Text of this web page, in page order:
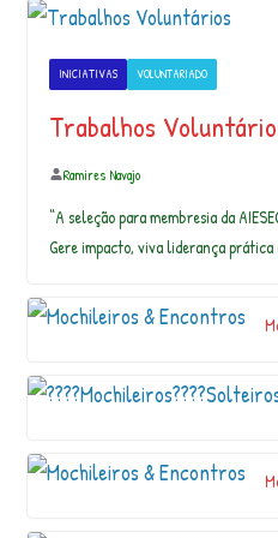
INICIATIVAS VOLUNTARIADO
Trabalhos
Ramires Navajo
“A seleção para membresia da
Gere impacto, viva liderança prática